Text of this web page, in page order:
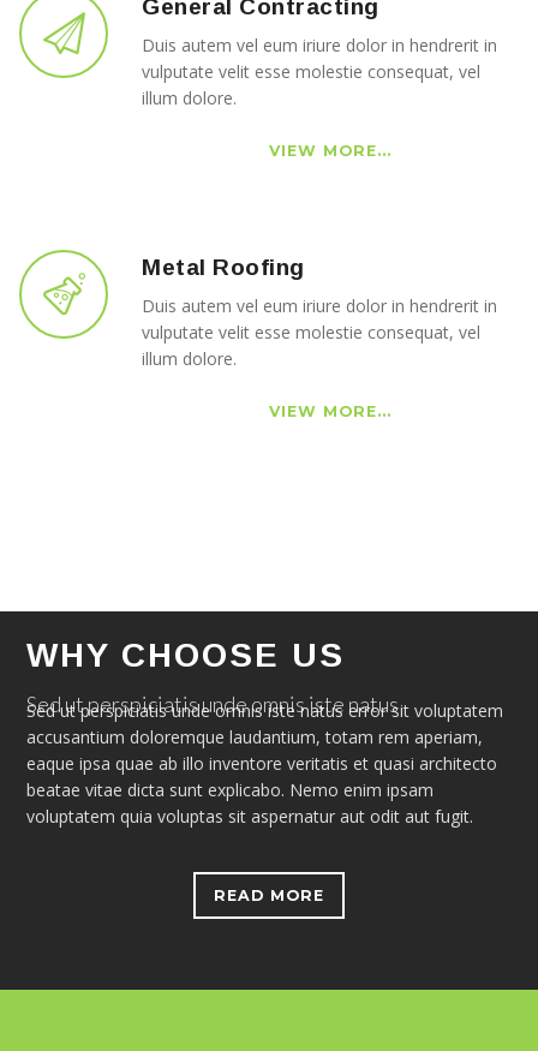
General Contracting
Duis autem vel eum iriure dolor in hendrerit in
vulputate velit esse molestie consequat, vel
illum dolore.
VIEW MORE...
Metal Roofing
Duis autem vel eum iriure dolor in hendrerit in
vulputate velit esse molestie consequat, vel
illum dolore.
VIEW MORE...
WHY CHOOSE US
Sed ut perspiciatis unde omnis iste natus
Sed ut perspiciatis unde omnis iste natus error sit voluptatem
accusantium doloremque laudantium, totam rem aperiam,
eaque ipsa quae ab illo inventore veritatis et quasi architecto
beatae vitae dicta sunt explicabo. Nemo enim ipsam
voluptatem quia voluptas sit aspernatur aut odit aut fugit.
READ MORE